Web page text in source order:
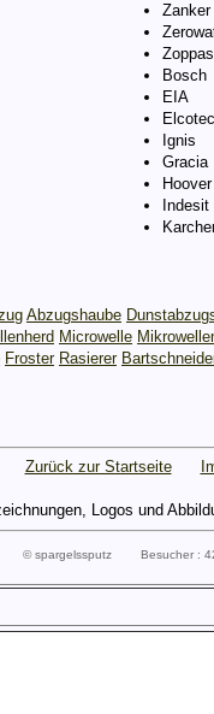
Zanker
Zoppas
Bosch
EIA
Elcotec
Ignis
Gracia
Hoover
Indesit
Abzugshaube
Microwelle
Froster Rasierer
Zurück zur Startseite
Logos und
© spargelssputz Besucher :